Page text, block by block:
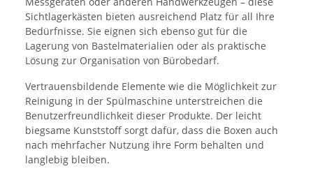
Sichtlagerkästen bieten ausreichend Platz für all Ihre
Bedürfnisse. Sie eignen sich ebenso gut für die
Lagerung von Bastelmaterialien oder als praktische
Lösung zur Organisation von Bürobedarf.
Vertrauensbildende Elemente wie die Möglichkeit zur
Reinigung in der Spülmaschine unterstreichen die
Benutzerfreundlichkeit dieser Produkte. Der leicht
biegsame Kunststoff sorgt dafür, dass die Boxen auch
nach mehrfacher Nutzung ihre Form behalten und
langlebig bleiben.